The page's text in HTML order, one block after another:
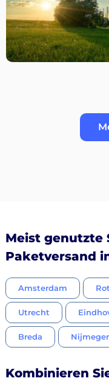
Meist genutzte
Paketversand
Amsterdam
Utrecht
Breda
Kombinieren